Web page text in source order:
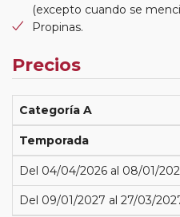
(excepto cuando se
Propinas.
Precios
Categoría A
Temporada
Del 04/04/2026 al 08/01/
Del 09/01/2027 al 27/03/